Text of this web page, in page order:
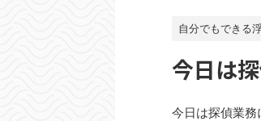
自分でもできる
今日は
今日は探偵業務